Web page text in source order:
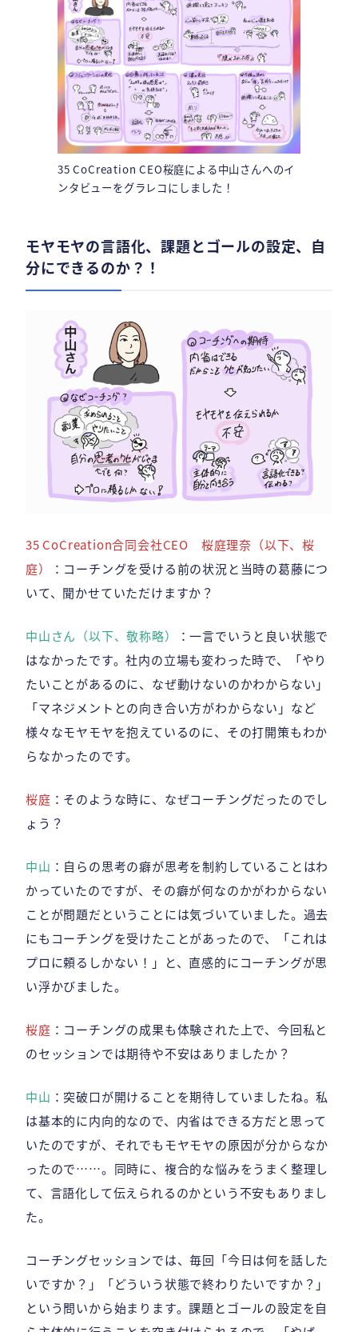
35 CoCreation CEO桜庭による中山さんへのイ
ンタビューをグラレコにしました！
モヤモヤの言語化、課題とゴールの設定、自
分にできるのか？！
35 CoCreation合同会社CEO 桜庭理奈（以下、桜
庭）
：コーチングを受ける前の状況と当時の葛藤につ
いて、聞かせていただけますか？
中山さん（以下、敬称略）
：一言でいうと良い状態で
はなかったです。社内の立場も変わった時で、「やり
たいことがあるのに、なぜ動けないのかわからない」
「マネジメントとの向き合い方がわからない」など
様々なモヤモヤを抱えているのに、その打開策もわか
らなかったのです。
桜庭 ：そのような時に、なぜコーチングだったのでし
ょう？
中山 ：自らの思考の癖が思考を制約していることはわ
かっていたのですが、その癖が何なのかがわからない
ことが問題だということには気づいていました。過去
にもコーチングを受けたことがあったので、「これは
プロに頼るしかない！」と、直感的にコーチングが思
い浮かびました。
桜庭 ：コーチングの成果も体験された上で、今回私と
のセッションでは期待や不安はありましたか？
中山 ：突破口が開けることを期待していましたね。私
は基本的に内向的なので、内省はできる方だと思って
いたのですが、それでもモヤモヤの原因が分からなか
ったので……。同時に、複合的な悩みをうまく整理し
て、言語化して伝えられるのかという不安もありまし
た。
コーチングセッションでは、毎回「今日は何を話した
いですか？」「どういう状態で終わりたいですか？」
という問いから始まります。課題とゴールの設定を自